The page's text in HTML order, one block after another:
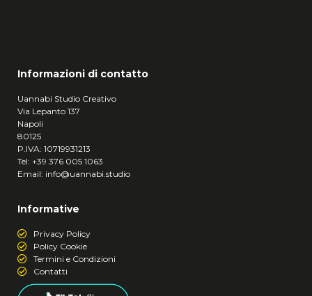
Informazioni di contatto
Uannabi Studio Creativo
Via Lepanto 137
Napoli
80125
P.IVA: 10719931213
Tel: +39 376 005 1063
Email: info@uannabi.studio
Informative
Privacy Policy
Policy Cookie
Termini e Condizioni
Contatti